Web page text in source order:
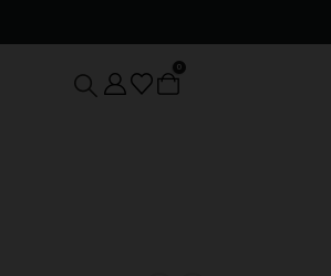
0